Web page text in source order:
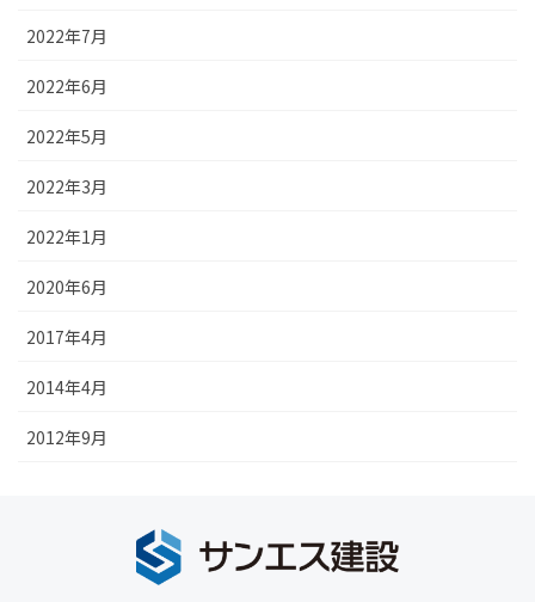
2022年7月
2022年6月
2022年5月
2022年3月
2022年1月
2020年6月
2017年4月
2014年4月
2012年9月